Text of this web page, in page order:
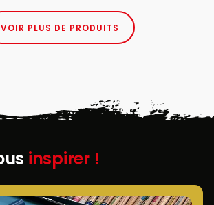
VOIR PLUS DE PRODUITS
inspirer !